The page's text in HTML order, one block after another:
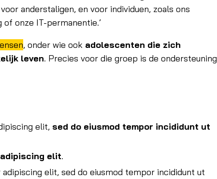
anderstaligen, en voor individuen, zoals ons
onze IT-permanentie.’
, onder wie ook adolescenten die zich
leven. Precies voor die groep is de ondersteuning
elit, sed do eiusmod tempor incididunt ut
elit.
elit, sed do eiusmod tempor incididunt ut